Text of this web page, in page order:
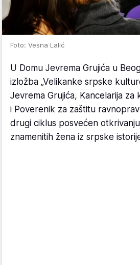
Foto: Vesna Lalić
U Domu Jevrema Grujića u
izložba „Velikanke srpske
Jevrema Grujića, Kancelarija
i Poverenik za zaštitu
drugi ciklus posvećen
znamenitih žena iz srpske